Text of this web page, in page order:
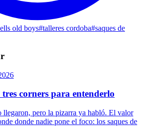
old boys#talleres cordoba#saques de
tres corners para entenderlo
llegaron, pero la pizarra ya habló. El valor
donde nadie pone el foco: los saques de